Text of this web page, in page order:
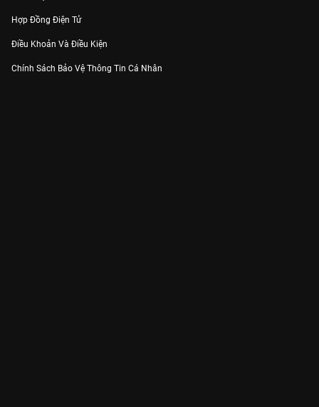
Hợp Đồng Điện Tử
Điều Khoản Và Điều Kiện
Chính Sách Bảo Vệ Thông Tin Cá Nhân